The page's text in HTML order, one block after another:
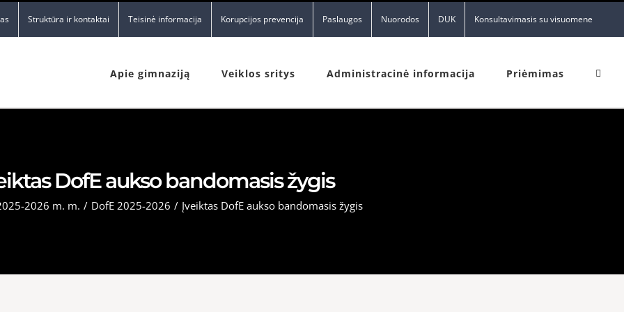
Struktūra ir kontaktai Teisinė informacija Korupcijos prevencija Paslaugos Nuorodos DUK Konsultavimasis su visuomene
Apie gimnaziją Veiklos sritys Administracinė informacija Priėmimas
DofE aukso bandomasis žygis
2026 m. m. / DofE 2025-2026 / Įveiktas DofE aukso bandomasis žygis